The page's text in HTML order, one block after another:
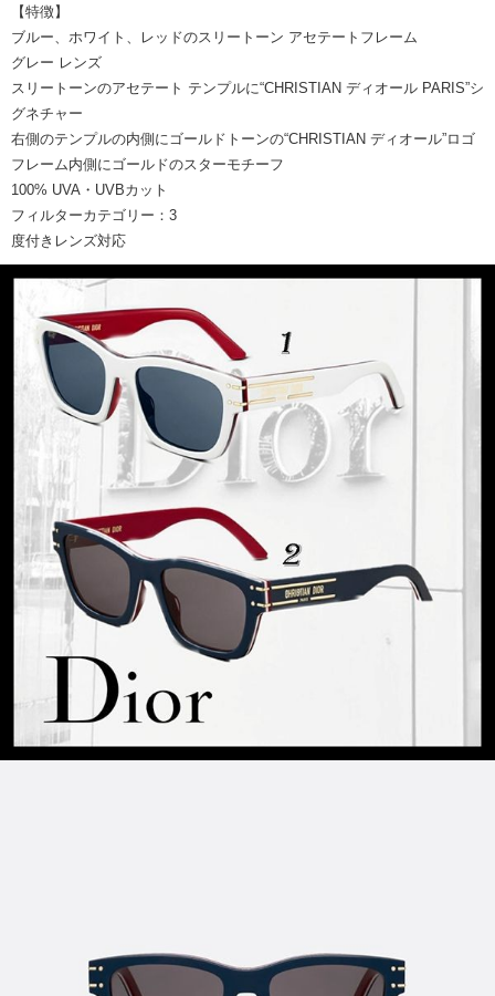
【特徴】
ブルー、ホワイト、レッドのスリートーン アセテートフレーム
グレー レンズ
スリートーンのアセテート テンプルに“CHRISTIAN ディオール PARIS”シ
グネチャー
右側のテンプルの内側にゴールドトーンの“CHRISTIAN ディオール”ロゴ
フレーム内側にゴールドのスターモチーフ
100% UVA・UVBカット
フィルターカテゴリー：3
度付きレンズ対応